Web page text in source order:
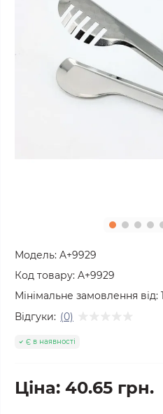
Модель: A+9929
Код товару: A+9929
Мінімальне замовлення від: 1
Відгуки: (0)
Є в наявності
Ціна: 40.65 грн.